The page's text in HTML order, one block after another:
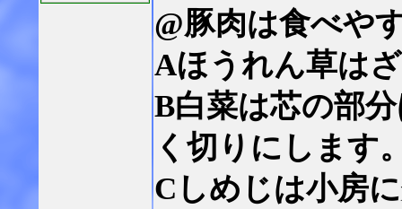
@豚肉は食べや
Aほうれん草は
B白菜は芯の部
く切りにします
Cしめじは小房